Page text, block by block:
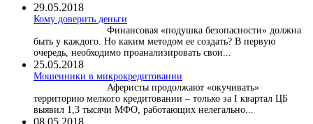
29.05.2018
Кому доверить деньги
Финансовая «подушка безопасности» должна
быть у каждого. Но каким методом ее создать? В первую
очередь, необходимо проанализировать свои...
25.05.2018
Мошенники в микрокредитовании
Аферисты продолжают «окучивать»
территорию мелкого кредитовании – только за I квартал ЦБ
выявил 1,3 тысячи МФО, работающих нелегально...
08.05.2018